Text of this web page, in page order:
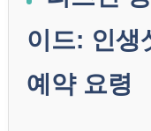
이드: 인생
예약 요령